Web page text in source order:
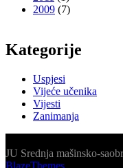
2009 (7)
Kategorije
Uspjesi
Vijeće učenika
Vijesti
Zanimanja
JU Srednja mašinsko-